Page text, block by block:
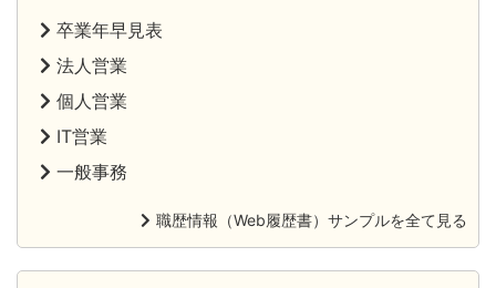
卒業年早見表
法人営業
個人営業
IT営業
一般事務
職歴情報（Web履歴書）サンプルを全て見る